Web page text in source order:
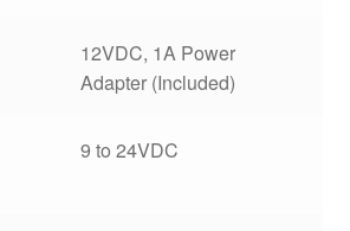
12VDC, 1A Power
Adapter (Included)
9 to 24VDC